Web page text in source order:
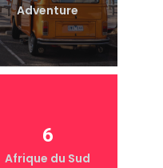
Adventure
6
Afrique du Sud